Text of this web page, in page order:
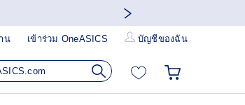
น เข้าร่วม OneASICS บัญชีของฉัน